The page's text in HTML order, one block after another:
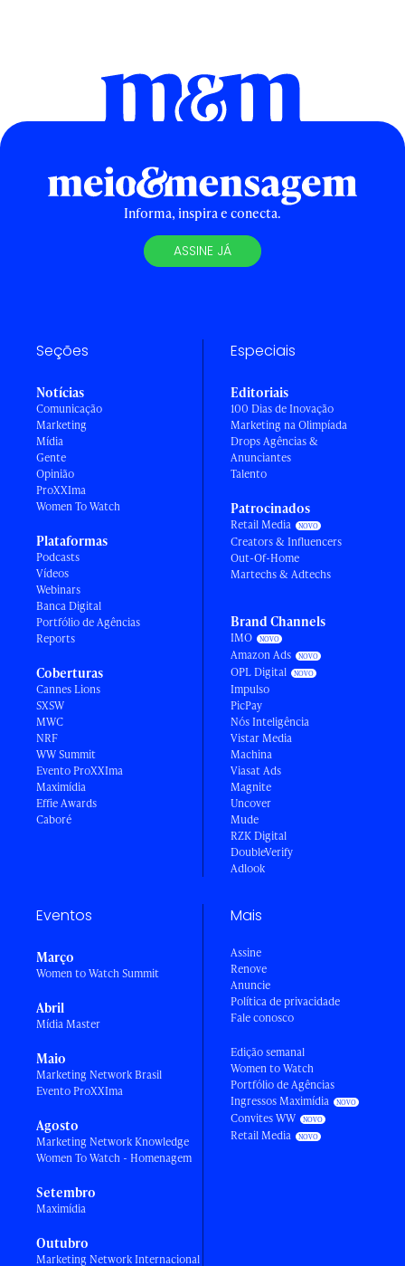
Informa, inspira e conecta.
ASSINE JÁ
Seções
Notícias
Comunicação
Marketing
Mídia
Gente
Opinião
ProXXIma
Women To Watch
Plataformas
Podcasts
Vídeos
Webinars
Banca Digital
Portfólio de Agências
Reports
Coberturas
Cannes Lions
SXSW
MWC
NRF
WW Summit
Evento ProXXIma
Maximídia
Effie Awards
Caboré
Especiais
Editoriais
100 Dias de Inovação
Marketing na Olimpíada
Drops Agências &
Anunciantes
Talento
Patrocinados
Retail Media
Creators & Influencers
Out-Of-Home
Martechs & Adtechs
Brand Channels
IMO
Amazon Ads
OPL Digital
Impulso
PicPay
Nós Inteligência
Vistar Media
Machina
Viasat Ads
Magnite
Uncover
Mude
RZK Digital
DoubleVerify
Adlook
Eventos
Março
Women to Watch Summit
Abril
Mídia Master
Maio
Marketing Network Brasil
Evento ProXXIma
Agosto
Marketing Network Knowledge
Women To Watch - Homenagem
Setembro
Maximídia
Outubro
Marketing Network Internacional
Mais
Assine
Renove
Anuncie
Política de privacidade
Fale conosco
Edição semanal
Women to Watch
Portfólio de Agências
Ingressos Maximídia
Convites WW
Retail Media